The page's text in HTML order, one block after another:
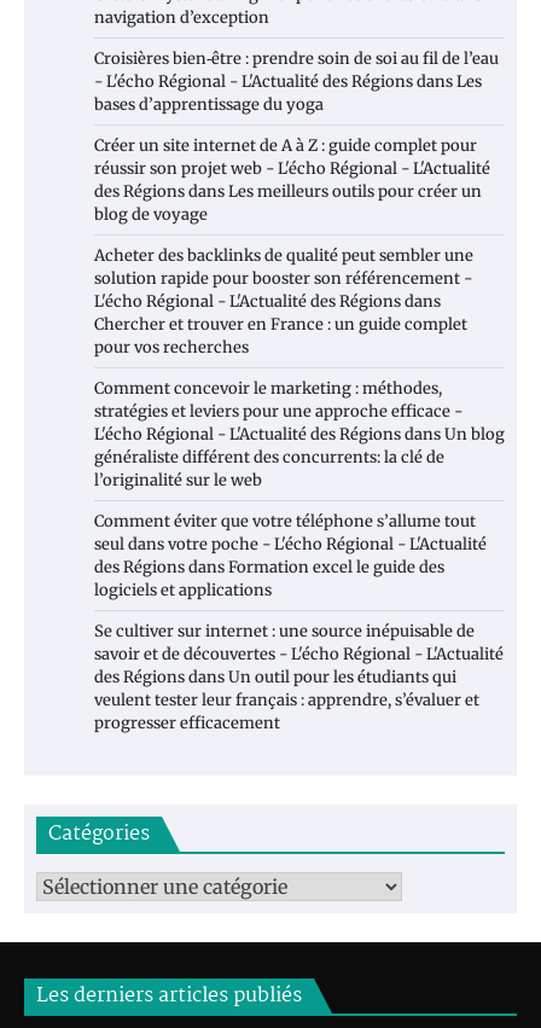
navigation d’exception
Croisières bien‑être : prendre soin de soi au fil de l’eau
- L'écho Régional - L'Actualité des RégionsdansLes
bases d’apprentissage du yoga
Créer un site internet de A à Z : guide complet pour
réussir son projet web - L'écho Régional - L'Actualité
des RégionsdansLes meilleurs outils pour créer un
blog de voyage
Acheter des backlinks de qualité peut sembler une
solution rapide pour booster son référencement -
L'écho Régional - L'Actualité des Régionsdans
Chercher et trouver en France : un guide complet
pour vos recherches
Comment concevoir le marketing : méthodes,
stratégies et leviers pour une approche efficace -
L'écho Régional - L'Actualité des RégionsdansUn blog
généraliste différent des concurrents: la clé de
l’originalité sur le web
Comment éviter que votre téléphone s’allume tout
seul dans votre poche - L'écho Régional - L'Actualité
des RégionsdansFormation excel le guide des
logiciels et applications
Se cultiver sur internet : une source inépuisable de
savoir et de découvertes - L'écho Régional - L'Actualité
des RégionsdansUn outil pour les étudiants qui
veulent tester leur français : apprendre, s’évaluer et
progresser efficacement
Catégories
Catégories
Les derniers articles publiés